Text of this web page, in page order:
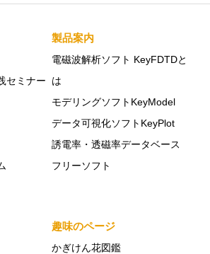
セミナー
製品案内
電磁波解析ソフト KeyFDTDと
は
モデリングソフトKeyModel
データ可視化ソフトKeyPlot
誘電率・透磁率データベース
フリーソフト
趣味のページ
かぎけん花図鑑